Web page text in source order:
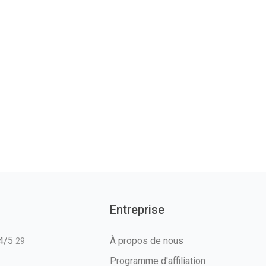
5 29
Entreprise
À propos de nous
Programme d'affiliation